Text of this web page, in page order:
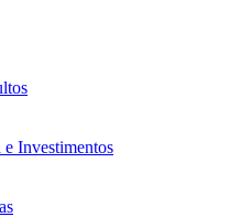
Investimentos